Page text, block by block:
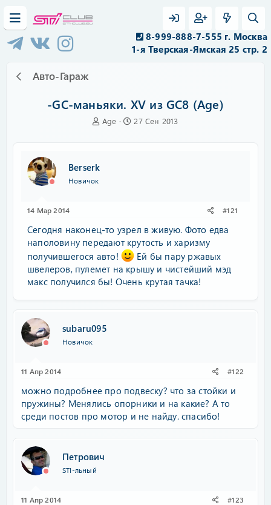
8-999-888-7-555 г. Москва
1-я Тверская-Ямская 25 стр. 2
Авто-Гараж
-GC-маньяки. XV из GC8 (Age)
А
Age
Д
27 Сен 2013
Berserk
Новичок
14 Мар 2014 #121
Сегодня наконец-то узрел в живую. Фото едва
наполовину передают крутость и харизму
получившегося авто!
Ей бы пару ржавых
швелеров, пулемет на крышу и чистейший мэд
макс получился бы! Очень крутая тачка!
subaru095
Новичок
11 Апр 2014 #122
можно подробнее про подвеску? что за стойки и
пружины? Менялись опорники и на какие? А то
среди постов про мотор и не найду. спасибо!
Петрович
STI-льный
11 Апр 2014 #123